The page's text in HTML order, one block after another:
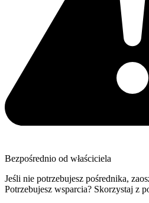
Bezpośrednio od właściciela
Jeśli nie potrzebujesz pośrednika,
Potrzebujesz wsparcia? Skorzystaj z